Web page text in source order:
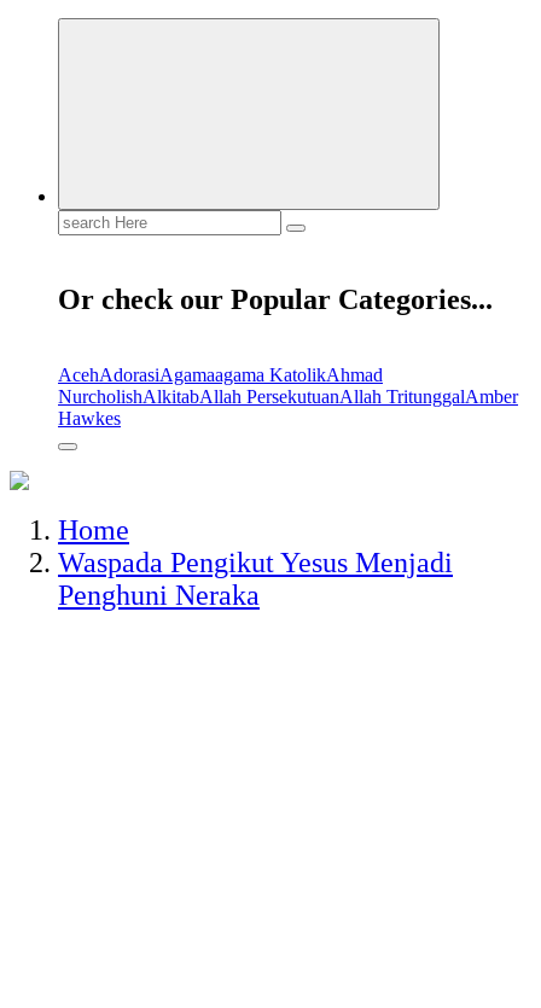
Search
for:
Or check our Popular Categories...
AcehAdorasiAgamaagama KatolikAhmad
NurcholishAlkitabAllah PersekutuanAllah TritunggalAmber
Hawkes
Home
Waspada Pengikut Yesus Menjadi
Penghuni Neraka